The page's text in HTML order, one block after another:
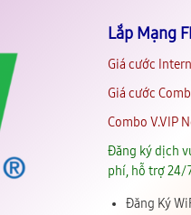
Lắp Mạng
Giá cước
Giá cước
Combo V.VIP
Đăng ký dịch
phí, hỗ trợ 24/
Đăng Ký